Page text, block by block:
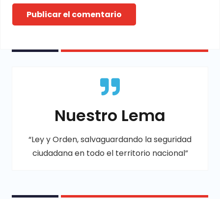
Publicar el comentario
Nuestro Lema
“Ley y Orden, salvaguardando la seguridad
ciudadana en todo el territorio nacional”